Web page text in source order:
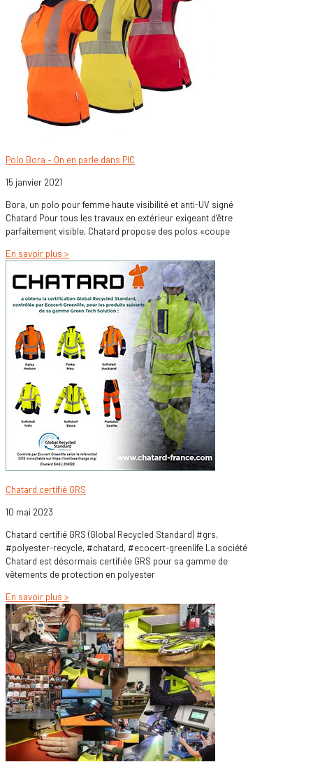
Polo Bora – On en parle dans PIC
15 janvier 2021
Bora, un polo pour femme haute visibilité et anti-UV signé
Chatard Pour tous les travaux en extérieur exigeant d’être
parfaitement visible, Chatard propose des polos «coupe
En savoir plus >
Chatard certifié GRS
10 mai 2023
Chatard certifié GRS (Global Recycled Standard) #grs,
#polyester-recycle, #chatard, #ecocert-greenlife La société
Chatard est désormais certifiée GRS pour sa gamme de
vêtements de protection en polyester
En savoir plus >